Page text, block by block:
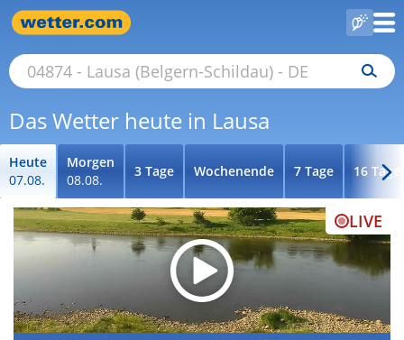
Das Wetter heute in Lausa
Heute
07.08.
Morgen
08.08.
3 Tage Wochenende 7 Tage 16 Tage
LIVE